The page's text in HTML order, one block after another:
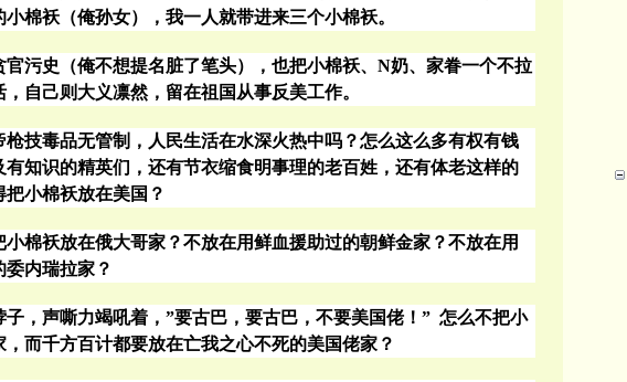
棉袄（俺孙女），我一人就带进来三个小棉袄。
官污史（俺不想提名脏了笔头），也把小棉袄、N奶、家眷一个不拉
自己则大义凛然，留在祖国从事反美工作。
枪技毒品无管制，人民生活在水深火热中吗？怎么这么多有权有钱
有知识的精英们，还有节衣缩食明事理的老百姓，还有体老这样的
小棉袄放在美国？
小棉袄放在俄大哥家？不放在用鲜血援助过的朝鲜金家？不放在用
内瑞拉家？
子，声嘶力竭吼着， ”要古巴，要古巴，不要美国佬！ ” 怎么不把小
，而千方百计都要放在亡我之心不死的美国佬家？